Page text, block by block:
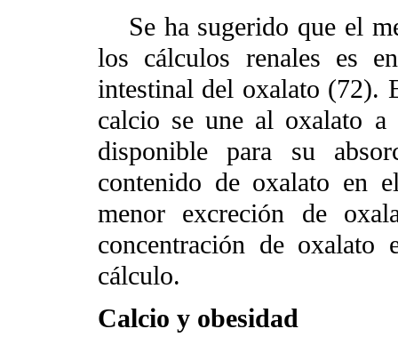
Se ha sugerido que el
los cálculos renales es
intestinal del oxalato (72).
calcio se une al oxalato a
disponible para su
contenido de oxalato en
menor excreción de
concentración de
cálculo.
Calcio y obesidad